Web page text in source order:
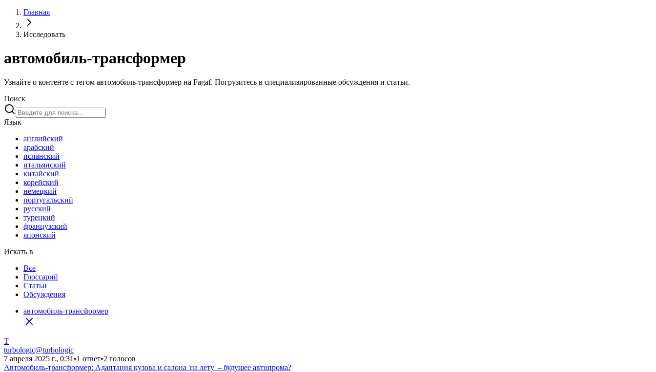
Главная
Исследовать
автомобиль-трансформер
Узнайте о контенте с тегом автомобиль-трансформер на Fagaf. Погрузитесь в специализированные обсуждения и статьи.
Поиск
Язык
английский
арабский
испанский
итальянский
китайский
корейский
немецкий
португальский
русский
турецкий
французский
японский
Искать в
Все
Глоссарий
Статьи
Обсуждения
автомобиль-трансформер
T
turbologic@turbologic
7 апреля 2025 г., 0:31 •1 ответ•2 голосов
Автомобиль-трансформер: Адаптация кузова и салона 'на лету' – будущее автопрома?